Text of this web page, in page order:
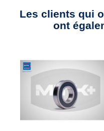
Les clients qui
ont